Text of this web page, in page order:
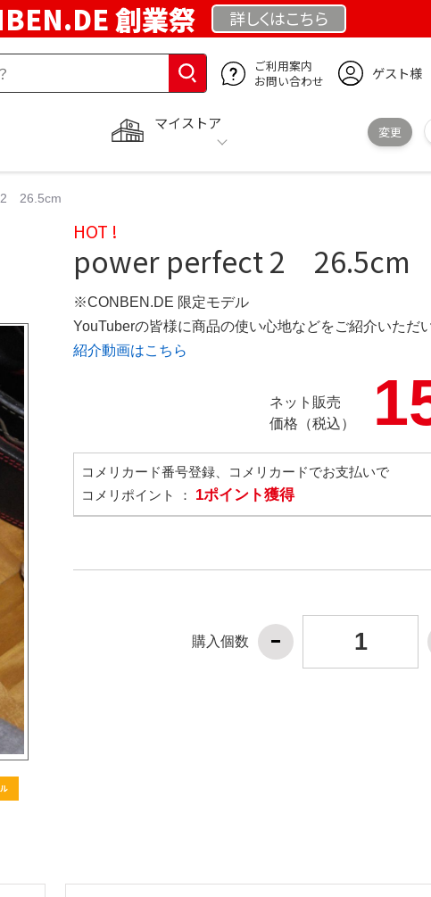
創業祭 詳しくはこちら
ご利用案内
お問い合わせ
ゲスト様
マイストア
変更
2 26.5cm
HOT !
power perfect 2 26.5cm
※CONBEN.DE 限定モデル
YouTuberの皆様に商品の使い心地などをご紹介いただ
紹介動画はこちら
ネット販売
価格（税込）
コメリカード番号登録、コメリカードでお支払いで
コメリポイント ： 1ポイント獲得
購入個数